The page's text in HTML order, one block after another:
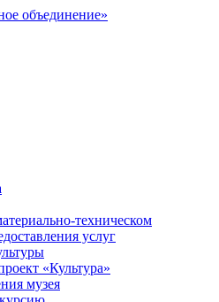
техническом
услуг
«Культура»
музея